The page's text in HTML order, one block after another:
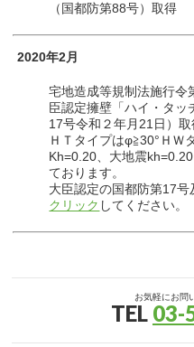
（国都防第88号）取得
2020年2月
宅地造成等規制法施行令
臣認定擁壁「ハイ・タッ
17号令和２年月21日）取
ＨＴタイプはφ≧30°ＨＷ
Kh=0.20、大地震
ております。
大臣認定の国都防第17
クリック してください。
お気軽にお問
TEL 03-